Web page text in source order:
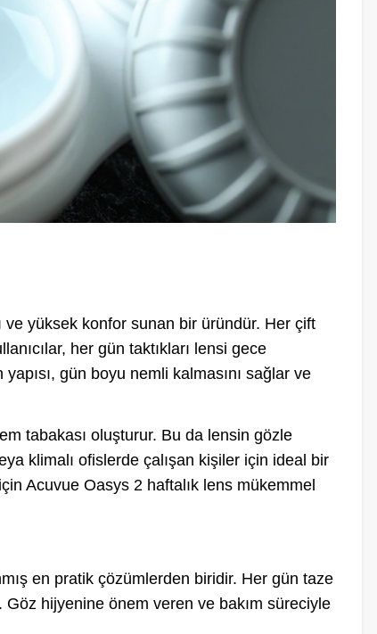
ve yüksek konfor sunan bir üründür. Her çift
her gün taktıkları lensi gece
gün boyu nemli kalmasını sağlar ve
tabakası oluşturur. Bu da lensin gözle
klimalı ofislerde çalışan kişiler için ideal bir
Acuvue Oasys 2 haftalık lens mükemmel
en pratik çözümlerden biridir. Her gün taze
hijyenine önem veren ve bakım süreciyle